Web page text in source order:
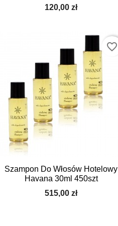
120,00 zł
Szampon Do Włosów Hotelowy
Havana 30ml 450szt
515,00 zł
Szybki podgląd
favorite_border